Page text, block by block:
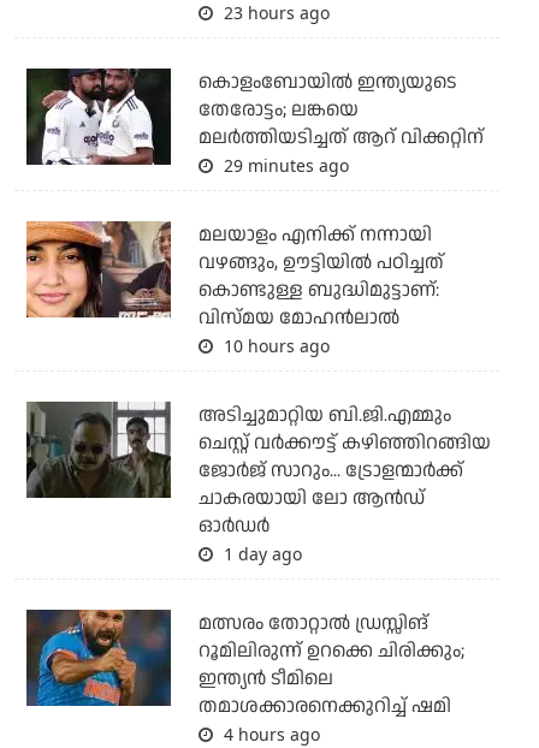
23 hours ago
കൊളംബോയില്‍ ഇന്ത്യയുടെ
തേരോട്ടം; ലങ്കയെ
മലര്‍ത്തിയടിച്ചത് ആറ് വിക്കറ്റിന്
29 minutes ago
മലയാളം എനിക്ക് നന്നായി
വഴങ്ങും, ഊട്ടിയില്‍ പഠിച്ചത്
കൊണ്ടുള്ള ബുദ്ധിമുട്ടാണ്:
വിസ്മയ മോഹന്‍ലാല്‍
10 hours ago
അടിച്ചുമാറ്റിയ ബി.ജി.എമ്മും
ചെസ്റ്റ് വര്‍ക്കൗട്ട് കഴിഞ്ഞിറങ്ങിയ
ജോര്‍ജ് സാറും... ട്രോളന്മാര്‍ക്ക്
ചാകരയായി ലോ ആന്‍ഡ്
ഓര്‍ഡര്‍
1 day ago
മത്സരം തോറ്റാല്‍ ഡ്രസ്സിങ്
റൂമിലിരുന്ന് ഉറക്കെ ചിരിക്കും;
ഇന്ത്യന്‍ ടീമിലെ
തമാശക്കാരനെക്കുറിച്ച് ഷമി
4 hours ago